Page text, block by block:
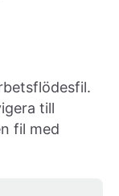
till
fil med